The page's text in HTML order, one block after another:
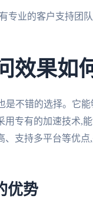
专业的客户支持团
效果如
是不错的选择。它
专有的加速技术,
支持多平台等优
优势